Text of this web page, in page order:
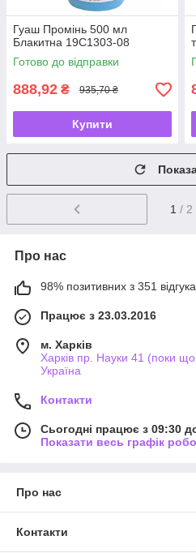
Гуаш Промінь 500 мл
Блакитна 19С1303-08
Готово до відправки
888,92 ₴ 935,70 ₴
Купити
1 / 2
Про нас
98% позитивних з 351 відгука
Працює з 23.03.2016
м. Харків
Харків пр. Науки 41 (поки що
Україна
Контакти
Сьогодні працює з 09:30
Показати весь графік
Про нас
Контакти